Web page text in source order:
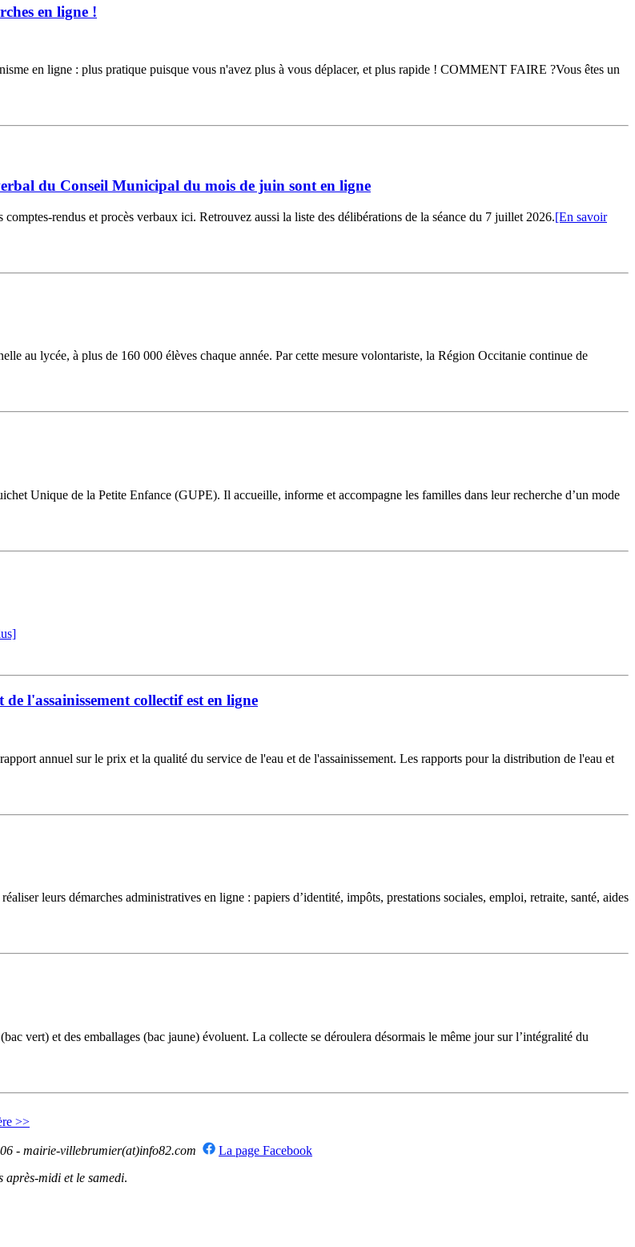
en ligne !
en ligne : plus pratique puisque vous n'avez plus à vous déplacer, et plus rapide ! COMMENT FAIRE ?Vous êtes un
du Conseil Municipal du mois de juin sont en ligne
rendus et procès verbaux ici. Retrouvez aussi la liste des délibérations de la séance du 7 juillet 2026.[En savoir
au lycée, à plus de 160 000 élèves chaque année. Par cette mesure volontariste, la Région Occitanie continue de
Unique de la Petite Enfance (GUPE). Il accueille, informe et accompagne les familles dans leur recherche d’un mode
l'assainissement collectif est en ligne
annuel sur le prix et la qualité du service de l'eau et de l'assainissement. Les rapports pour la distribution de l'eau et
leurs démarches administratives en ligne : papiers d’identité, impôts, prestations sociales, emploi, retraite, santé, aides
vert) et des emballages (bac jaune) évoluent. La collecte se déroulera désormais le même jour sur l’intégralité du
>>
- mairie-villebrumier(at)info82.com
La page Facebook
après-midi et le samedi.